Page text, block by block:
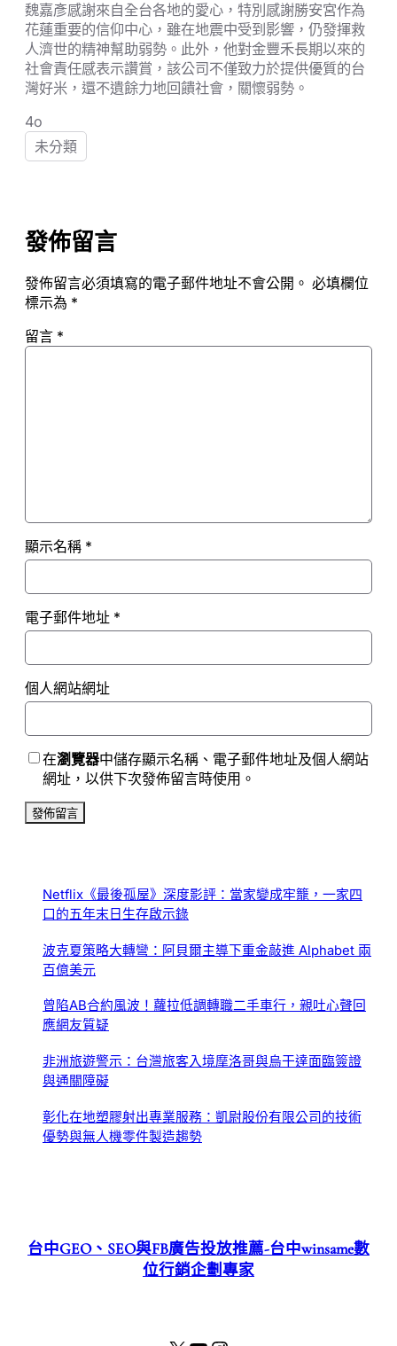
魏嘉彥感謝來自全台各地的愛心，特別感謝勝安宮作為
花蓮重要的信仰中心，雖在地震中受到影響，仍發揮救
人濟世的精神幫助弱勢。此外，他對金豐禾長期以來的
社會責任感表示讚賞，該公司不僅致力於提供優質的台
灣好米，還不遺餘力地回饋社會，關懷弱勢。
4o
未分類
發佈留言
發佈留言必須填寫的電子郵件地址不會公開。 必填欄位
標示為 *
留言 *
顯示名稱 *
電子郵件地址 *
個人網站網址
在瀏覽器中儲存顯示名稱、電子郵件地址及個人網站
網址，以供下次發佈留言時使用。
Netflix《最後孤屋》深度影評：當家變成牢籠，一家四
口的五年末日生存啟示錄
波克夏策略大轉彎：阿貝爾主導下重金敲進 Alphabet 兩
百億美元
曾陷AB合約風波！蘿拉低調轉職二手車行，親吐心聲回
應網友質疑
非洲旅遊警示：台灣旅客入境摩洛哥與烏干達面臨簽證
與通關障礙
彰化在地塑膠射出專業服務：凱尉股份有限公司的技術
優勢與無人機零件製造趨勢
台中GEO、SEO與FB廣告投放推薦-台中winsame數
位行銷企劃專家